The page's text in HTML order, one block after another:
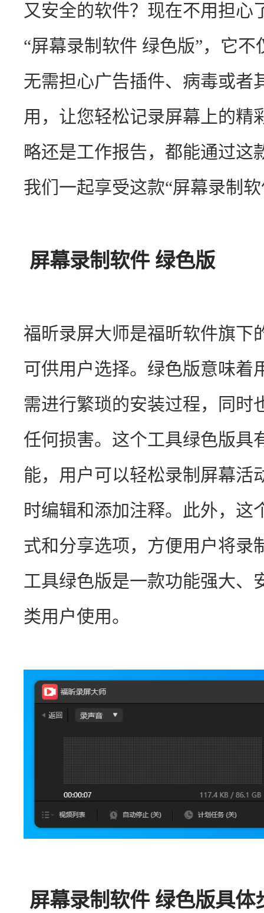
又安全的软件？现在不用担心
“屏幕录制软件 绿色版”，它
无需担心广告插件、病毒或者
用，让您轻松记录屏幕上的精
略还是工作报告，都能通过这
我们一起享受这款“屏幕录制
屏幕录制软件 绿色版
福昕录屏大师是福昕软件旗下
可供用户选择。绿色版意味着
需进行繁琐的安装过程，同时
任何损害。这个工具绿色版具
能，用户可以轻松录制屏幕活
时编辑和添加注释。此外，这
式和分享选项，方便用户将录
工具绿色版是一款功能强大、
类用户使用。
屏幕录制软件 绿色版具体